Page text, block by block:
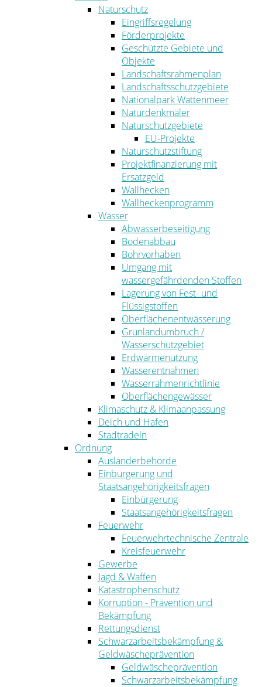
Naturschutz
Eingriffsregelung
Förderprojekte
Geschützte Gebiete und
Objekte
Landschaftsrahmenplan
Landschaftsschutzgebiete
Nationalpark Wattenmeer
Naturdenkmäler
Naturschutzgebiete
EU-Projekte
Naturschutzstiftung
Projektfinanzierung mit
Ersatzgeld
Wallhecken
Wallheckenprogramm
Wasser
Abwasserbeseitigung
Bodenabbau
Bohrvorhaben
Umgang mit
wassergefährdenden Stoffen
Lagerung von Fest- und
Flüssigstoffen
Oberflächenentwässerung
Grünlandumbruch /
Wasserschutzgebiet
Erdwärmenutzung
Wasserentnahmen
Wasserrahmenrichtlinie
Oberflächengewässer
Klimaschutz & Klimaanpassung
Deich und Hafen
Stadtradeln
Ordnung
Ausländerbehörde
Einbürgerung und
Staatsangehörigkeitsfragen
Einbürgerung
Staatsangehörigkeitsfragen
Feuerwehr
Feuerwehrtechnische Zentrale
Kreisfeuerwehr
Gewerbe
Jagd & Waffen
Katastrophenschutz
Korruption - Prävention und
Bekämpfung
Rettungsdienst
Schwarzarbeitsbekämpfung &
Geldwäscheprävention
Geldwäscheprävention
Schwarzarbeitsbekämpfung